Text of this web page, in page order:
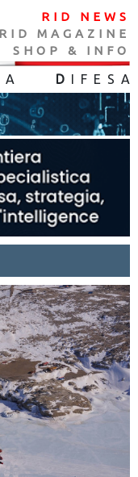
RID NEWS
RID MAGAZINE
SHOP & INFO
D IFES A